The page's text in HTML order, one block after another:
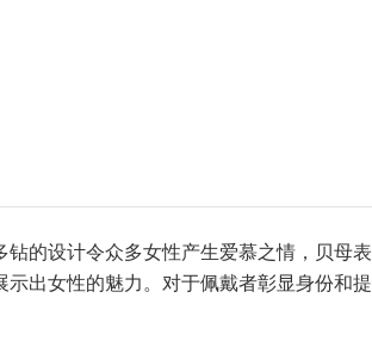
钻的设计令众多女性产生爱慕之情，贝母
示出女性的魅力。对于佩戴者彰显身份和